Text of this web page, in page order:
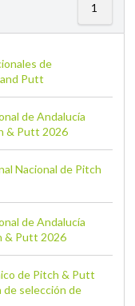
1
de
Putt
de Andalucía
& Putt 2026
Nacional de Pitch
de Andalucía
& Putt 2026
de Pitch & Putt
de selección de